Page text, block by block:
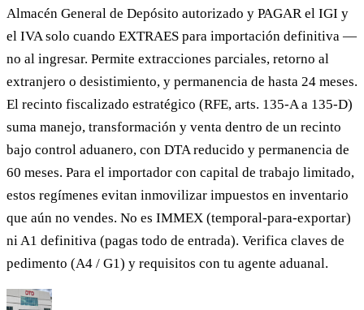
Almacén General de Depósito autorizado y PAGAR el IGI y
el IVA solo cuando EXTRAES para importación definitiva —
no al ingresar. Permite extracciones parciales, retorno al
extranjero o desistimiento, y permanencia de hasta 24 meses.
El recinto fiscalizado estratégico (RFE, arts. 135-A a 135-D)
suma manejo, transformación y venta dentro de un recinto
bajo control aduanero, con DTA reducido y permanencia de
60 meses. Para el importador con capital de trabajo limitado,
estos regímenes evitan inmovilizar impuestos en inventario
que aún no vendes. No es IMMEX (temporal-para-exportar)
ni A1 definitiva (pagas todo de entrada). Verifica claves de
pedimento (A4 / G1) y requisitos con tu agente aduanal.